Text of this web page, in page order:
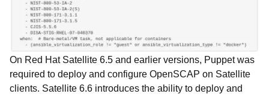
On Red Hat Satellite 6.5 and earlier versions, Puppet was
required to deploy and configure OpenSCAP on Satellite
clients. Satellite 6.6 introduces the ability to deploy and